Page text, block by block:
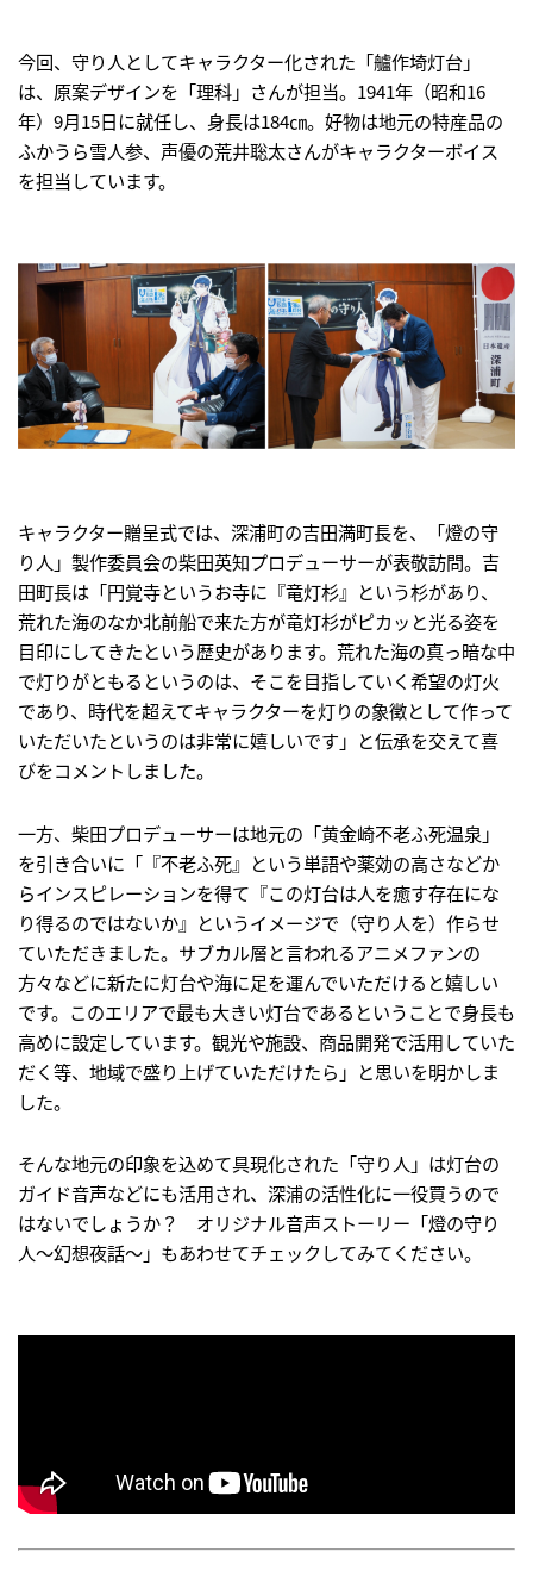
今回、守り人としてキャラクター化された「艫作埼灯台」
は、原案デザインを「理科」さんが担当。1941年（昭和16
年）9月15日に就任し、身長は184㎝。好物は地元の特産品の
ふかうら雪人参、声優の荒井聡太さんがキャラクターボイス
を担当しています。
キャラクター贈呈式では、深浦町の吉田満町長を、「燈の守
り人」製作委員会の柴田英知プロデューサーが表敬訪問。吉
田町長は「円覚寺というお寺に『竜灯杉』という杉があり、
荒れた海のなか北前船で来た方が竜灯杉がピカッと光る姿を
目印にしてきたという歴史があります。荒れた海の真っ暗な中
で灯りがともるというのは、そこを目指していく希望の灯火
であり、時代を超えてキャラクターを灯りの象徴として作って
いただいたというのは非常に嬉しいです」と伝承を交えて喜
びをコメントしました。
一方、柴田プロデューサーは地元の「黄金崎不老ふ死温泉」
を引き合いに「『不老ふ死』という単語や薬効の高さなどか
らインスピレーションを得て『この灯台は人を癒す存在にな
り得るのではないか』というイメージで（守り人を）作らせ
ていただきました。サブカル層と言われるアニメファンの
方々などに新たに灯台や海に足を運んでいただけると嬉しい
です。このエリアで最も大きい灯台であるということで身長も
高めに設定しています。観光や施設、商品開発で活用していた
だく等、地域で盛り上げていただけたら」と思いを明かしま
した。
そんな地元の印象を込めて具現化された「守り人」は灯台の
ガイド音声などにも活用され、深浦の活性化に一役買うので
はないでしょうか？ オリジナル音声ストーリー「燈の守り
人～幻想夜話～」もあわせてチェックしてみてください。